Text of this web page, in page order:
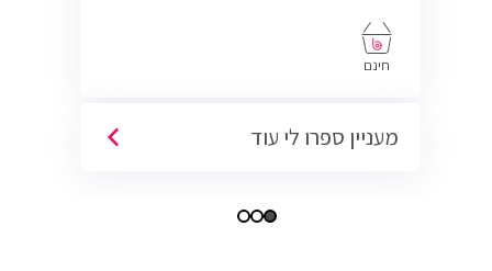
חינם
מעניין ספרו לי עוד